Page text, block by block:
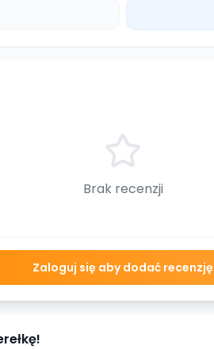
Brak recenzji
Zaloguj się aby dodać recenzję